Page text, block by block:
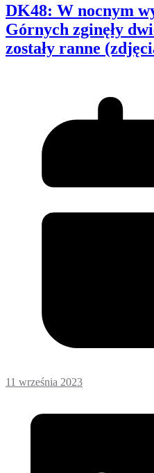
DK48: W nocnym
Górnych zginęły
zostały ranne
11 września 2023